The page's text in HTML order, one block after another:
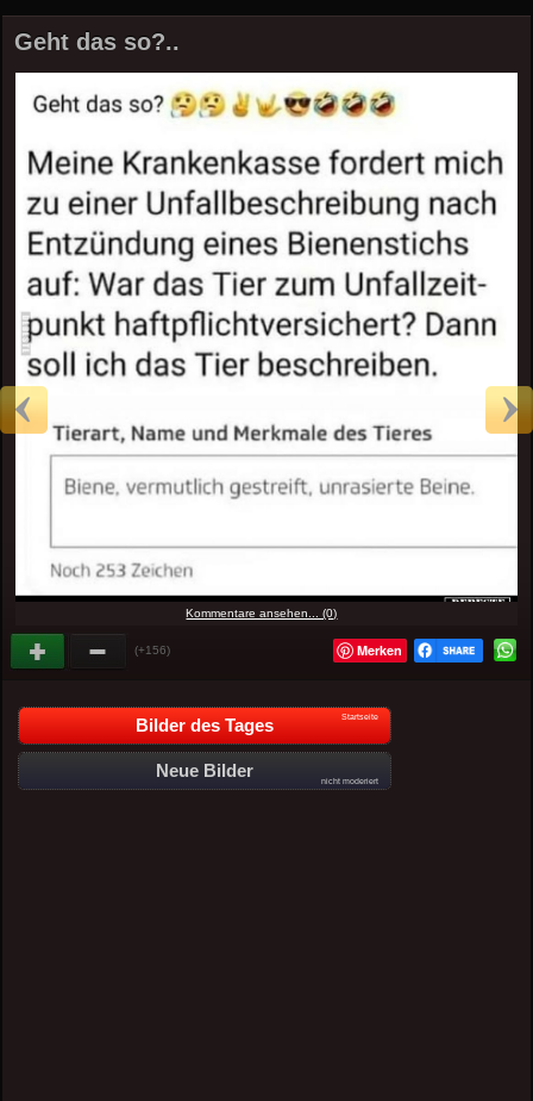
Geht das so?..
Kommentare ansehen... (0)
(+156) Merken
Bilder des Tages Startseite
Neue Bilder
nicht moderiert